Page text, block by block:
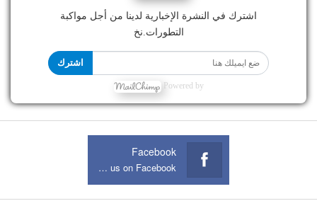
اشترك في النشرة الإخبارية لدينا من أجل مواكبة
التطورات.نخ
اشترك
Powered by
Facebook
Join us on Facebook